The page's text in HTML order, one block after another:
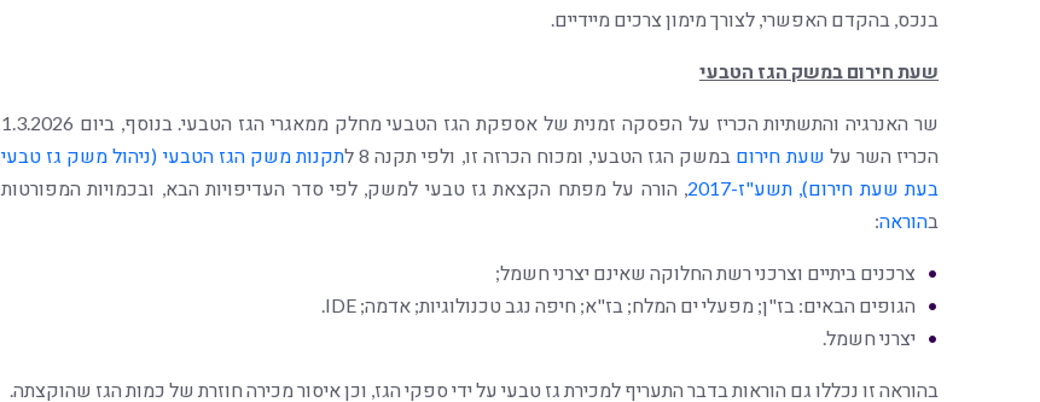
בנכס, בהקדם האפשרי, לצורך מימון צרכים מיידיים.
שעת חירום במשק הגז הטבעי
שר האנרגיה והתשתיות הכריז על הפסקה זמנית של אספקת הגז הטבעי מחלק ממאגרי הגז הטבעי. בנוסף, ביום 1.3.2026
הכריז השר על שעת חירום במשק הגז הטבעי, ומכוח הכרזה זו, ולפי תקנה 8 ל
תקנות משק הגז הטבעי (ניהול משק גז טבעי
בעת שעת חירום), תשע"ז-2017
, הורה על מפתח הקצאת גז טבעי למשק, לפי סדר העדיפויות הבא, ובכמויות המפורטות
בהוראה:
צרכנים ביתיים וצרכני רשת החלוקה שאינם יצרני חשמל;
הגופים הבאים: בז"ן; מפעלי ים המלח; בז"א; חיפה נגב טכנולוגיות; אדמה; IDE.
יצרני חשמל.
בהוראה זו נכללו גם הוראות בדבר התעריף למכירת גז טבעי על ידי ספקי הגז, וכן איסור מכירה חוזרת של כמות הגז שהוקצתה.